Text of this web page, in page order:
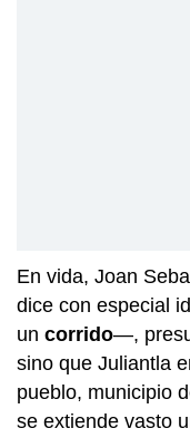
En vida, Joan
dice con especial
un corrido—,
sino que Juliantla
pueblo, municipio
se extiende vasto